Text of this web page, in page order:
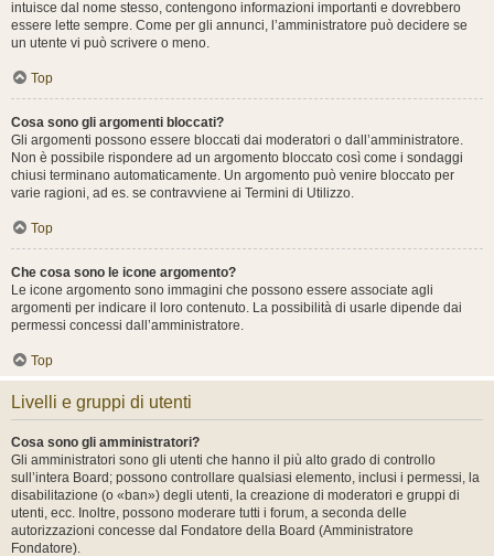
intuisce dal nome stesso, contengono informazioni importanti e dovrebbero
essere lette sempre. Come per gli annunci, l’amministratore può decidere se
un utente vi può scrivere o meno.
Top
Cosa sono gli argomenti bloccati?
Gli argomenti possono essere bloccati dai moderatori o dall’amministratore.
Non è possibile rispondere ad un argomento bloccato così come i sondaggi
chiusi terminano automaticamente. Un argomento può venire bloccato per
varie ragioni, ad es. se contravviene ai Termini di Utilizzo.
Top
Che cosa sono le icone argomento?
Le icone argomento sono immagini che possono essere associate agli
argomenti per indicare il loro contenuto. La possibilità di usarle dipende dai
permessi concessi dall’amministratore.
Top
Livelli e gruppi di utenti
Cosa sono gli amministratori?
Gli amministratori sono gli utenti che hanno il più alto grado di controllo
sull’intera Board; possono controllare qualsiasi elemento, inclusi i permessi, la
disabilitazione (o «ban») degli utenti, la creazione di moderatori e gruppi di
utenti, ecc. Inoltre, possono moderare tutti i forum, a seconda delle
autorizzazioni concesse dal Fondatore della Board (Amministratore
Fondatore).